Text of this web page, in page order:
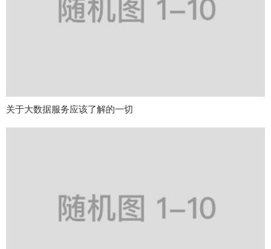
关于大数据服务应该了解的一切